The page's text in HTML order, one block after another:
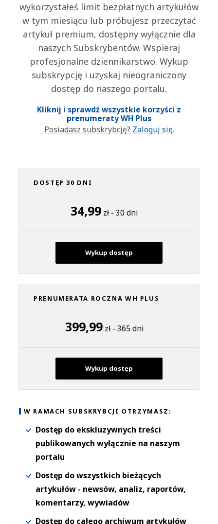
wykorzystałeś limit bezpłatnych artykułów
w tym miesiącu lub próbujesz przeczytać
artykuł premium, dostępny wyłącznie dla
naszych Subskrybentów. Wspieraj
profesjonalne dziennikarstwo. Wykup
subskrypcję i uzyskaj nieograniczony
dostęp do naszego portalu.
Kliknij i sprawdź wszystkie korzyści z
prenumeraty WH Plus
Posiadasz subskrybcję? Zaloguj się.
DOSTĘP 30 DNI
34,99 zł - 30 dni
Wykup dostęp
PRENUMERATA ROCZNA WH PLUS
399,99zł - 365 dni
Wykup dostęp
W RAMACH SUBSKRYBCJI OTRZYMASZ:
Dostęp do ekskluzywnych treści
publikowanych wyłącznie na naszym
portalu
Dostęp do wszystkich bieżących
artykułów - newsów, analiz, raportów,
komentarzy, wywiadów
Dostęp do całego archiwum artykułów